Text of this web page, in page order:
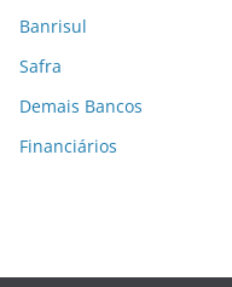
Banrisul
Safra
Demais Bancos
Financiários